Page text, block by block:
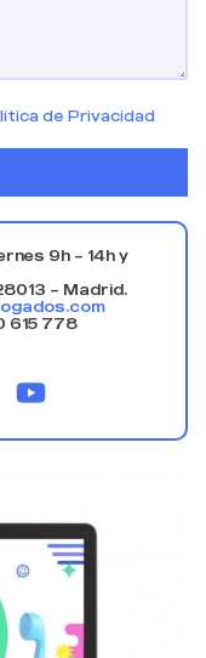
de Privacidad
9h – 14h y
– Madrid.
615 778